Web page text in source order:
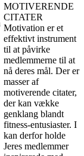
MOTIVERENDE
CITATER
Motivation er et
effektivt instrument
til at påvirke
medlemmerne til at
nå deres mål. Der er
masser af
motiverende citater,
der kan vække
genklang blandt
fitness-entusiaster. I
kan derfor holde
Jeres medlemmer